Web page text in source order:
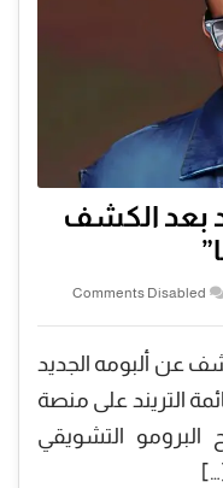
بعد الكشف
Comments Disabled
عن ألبومه الجديد
التريند على منصة
التشويقي